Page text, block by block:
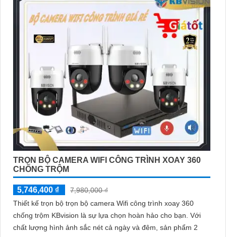
TRỌN BỘ CAMERA WIFI CÔNG TRÌNH XOAY 360
CHỐNG TRỘM
5,746,400 ₫
7,980,000 ₫
Thiết kế trọn bộ trọn bộ camera Wifi công trình xoay 360
chống trộm KBvision là sự lựa chọn hoàn hảo cho bạn. Với
chất lượng hình ảnh sắc nét cả ngày và đêm, sản phẩm 2